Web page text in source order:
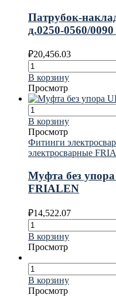
Патрубок-
д.0250-0560/
₽20,456.03
В корзину
Просмотр
В корзину
Просмотр
Фитинги
электросварные
Муфта без
FRIALEN
₽14,522.07
В корзину
Просмотр
В корзину
Просмотр